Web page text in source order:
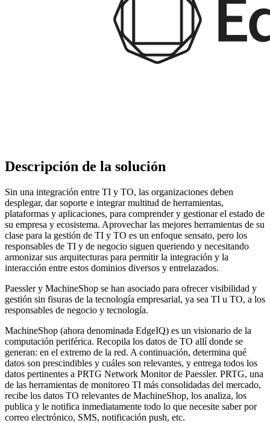
Descripción de la solución
Sin una integración entre TI y TO, las organizaciones deben
desplegar, dar soporte e integrar multitud de herramientas,
plataformas y aplicaciones, para comprender y gestionar el estado de
su empresa y ecosistema. Aprovechar las mejores herramientas de su
clase para la gestión de TI y TO es un enfoque sensato, pero los
responsables de TI y de negocio siguen queriendo y necesitando
armonizar sus arquitecturas para permitir la integración y la
interacción entre estos dominios diversos y entrelazados.
Paessler y MachineShop se han asociado para ofrecer visibilidad y
gestión sin fisuras de la tecnología empresarial, ya sea TI u TO, a los
responsables de negocio y tecnología.
MachineShop (ahora denominada EdgeIQ) es un visionario de la
computación periférica. Recopila los datos de TO allí donde se
generan: en el extremo de la red. A continuación, determina qué
datos son prescindibles y cuáles son relevantes, y entrega todos los
datos pertinentes a PRTG Network Monitor de Paessler. PRTG, una
de las herramientas de monitoreo TI más consolidadas del mercado,
recibe los datos TO relevantes de MachineShop, los analiza, los
publica y le notifica inmediatamente todo lo que necesite saber por
correo electrónico, SMS, notificación push, etc.